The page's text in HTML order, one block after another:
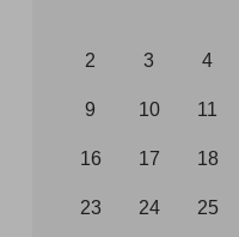
2 3 4
9 10 11
16 17 18
23 24 25